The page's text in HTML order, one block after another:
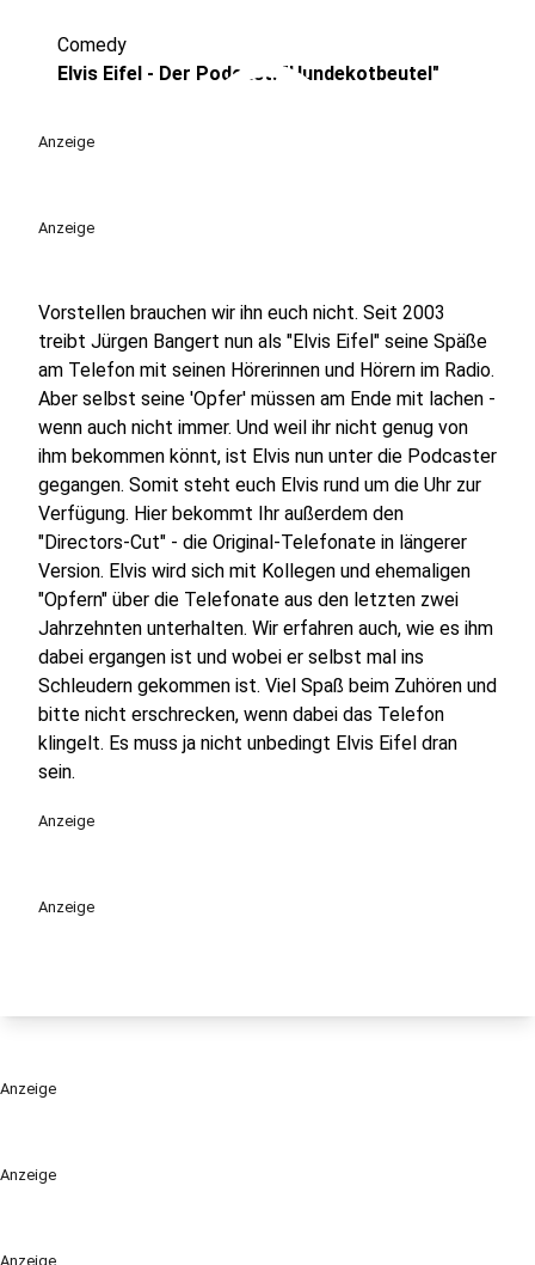
Anzeige
Anzeige
play_circle
Comedy
Elvis Eifel - Der Podcast: "Hundekotbeutel"
Anzeige
Anzeige
Vorstellen brauchen wir ihn euch nicht. Seit 2003
treibt Jürgen Bangert nun als "Elvis Eifel" seine Späße
am Telefon mit seinen Hörerinnen und Hörern im Radio.
Aber selbst seine 'Opfer' müssen am Ende mit lachen -
wenn auch nicht immer. Und weil ihr nicht genug von
ihm bekommen könnt, ist Elvis nun unter die Podcaster
gegangen. Somit steht euch Elvis rund um die Uhr zur
Verfügung. Hier bekommt Ihr außerdem den
"Directors-Cut" - die Original-Telefonate in längerer
Version. Elvis wird sich mit Kollegen und ehemaligen
"Opfern" über die Telefonate aus den letzten zwei
Jahrzehnten unterhalten. Wir erfahren auch, wie es ihm
dabei ergangen ist und wobei er selbst mal ins
Schleudern gekommen ist. Viel Spaß beim Zuhören und
bitte nicht erschrecken, wenn dabei das Telefon
klingelt. Es muss ja nicht unbedingt Elvis Eifel dran
sein.
Anzeige
Anzeige
Anzeige